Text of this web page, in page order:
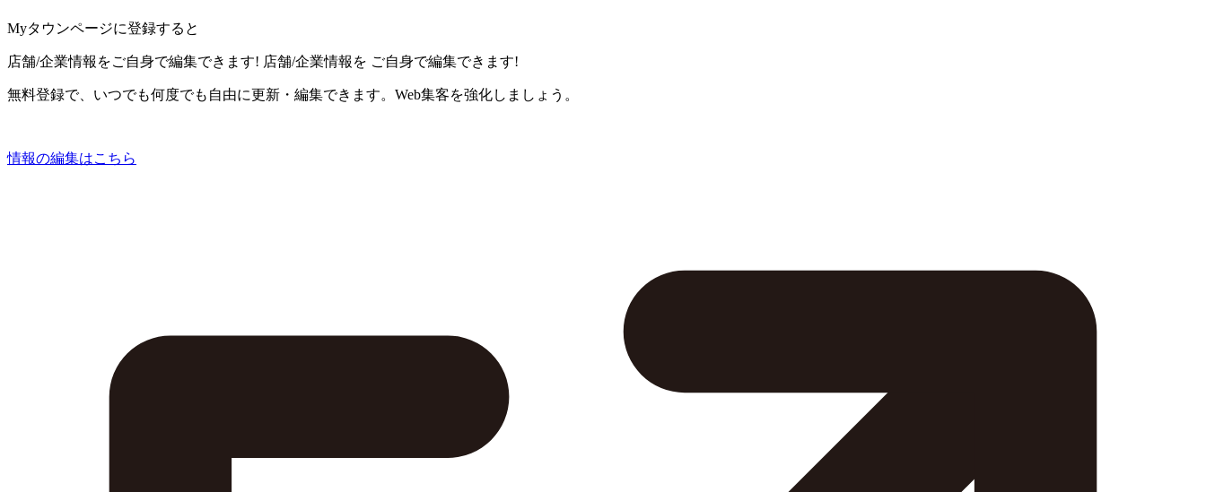
Myタウンページに登録すると
店舗/企業情報をご自身で編集できます! 店舗/企業情報を ご自身で編集できます!
無料登録で、いつでも何度でも自由に更新・編集できます。Web集客を強化しましょう。
情報の編集はこちら